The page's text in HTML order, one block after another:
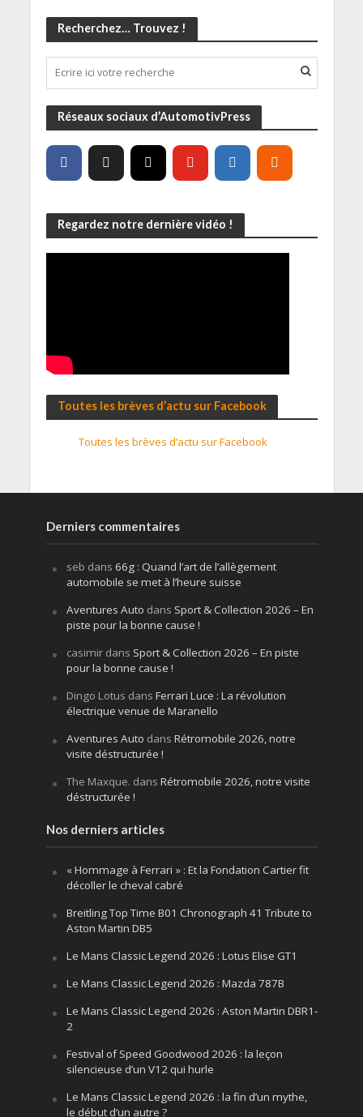
Recherchez… Trouvez !
Réseaux sociaux d’AutomotivPress
Regardez notre dernière vidéo !
Toutes les brèves d’actu sur Facebook
Toutes les brèves d’actu sur Facebook
Derniers commentaires
seb dans 66g : Quand l’art de l’allègement
automobile se met à l’heure suisse
Aventures Auto dans Sport & Collection 2026 – En
piste pour la bonne cause !
casimirdans Sport & Collection 2026 – En piste
pour la bonne cause !
Dingo Lotus dans Ferrari Luce : La révolution
électrique venue de Maranello
Aventures Auto dans Rétromobile 2026, notre
visite déstructurée !
The Maxque. dans Rétromobile 2026, notre visite
déstructurée !
Nos derniers articles
« Hommage à Ferrari » : Et la Fondation Cartier fit
décoller le cheval cabré
Breitling Top Time B01 Chronograph 41 Tribute to
Aston Martin DB5
Le Mans Classic Legend 2026 : Lotus Elise GT1
Le Mans Classic Legend 2026 : Mazda 787B
Le Mans Classic Legend 2026 : Aston Martin DBR1-
2
Festival of Speed Goodwood 2026 : la leçon
silencieuse d’un V12 qui hurle
Le Mans Classic Legend 2026 : la fin d’un mythe,
le début d’un autre ?